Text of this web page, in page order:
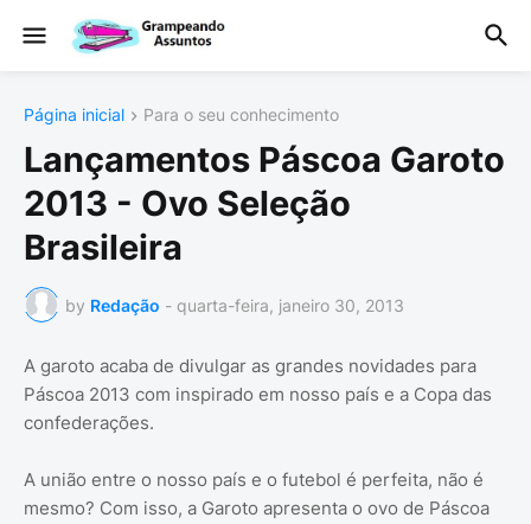
Página inicial Para o seu conhecimento
Lançamentos Páscoa Garoto
2013 - Ovo Seleção
Brasileira
by Redação - quarta-feira, janeiro 30, 2013
A garoto acaba de divulgar as grandes novidades para
Páscoa 2013 com inspirado em nosso país e a Copa das
confederações.
A união entre o nosso país e o futebol é perfeita, não é
mesmo? Com isso, a Garoto apresenta o ovo de Páscoa